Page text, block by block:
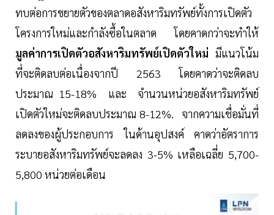
ทบต่อการขยายตัวของตลาดอสังหาริมทรัพย์ทั้งการเปิดตัว
โครงการใหม่และกำลังซื้อในตลาด โดยคาดกว่าจะทำให้
มูลค่าการเปิดตัวอสังหาริมทรัพย์เปิดตัวใหม่ มีแนวโน้ม
ที่จะติดลบต่อเนื่องจากปี 2563 โดยคาดว่าจะติดลบ
ประมาณ 15-18% และ จำนวนหน่วยอสังหาริมทรัพย์
เปิดตัวใหม่จะติดลบประมาณ 8-12%. จากความเชื่อมั่นที่
ลดลงของผู้ประกอบการ ในด้านอุปสงค์ คาดว่าอัตราการ
ระบายอสังหาริมทรัพย์จะลดลง 3-5% เหลือเฉลี่ย 5,700-
5,800 หน่วยต่อเดือน